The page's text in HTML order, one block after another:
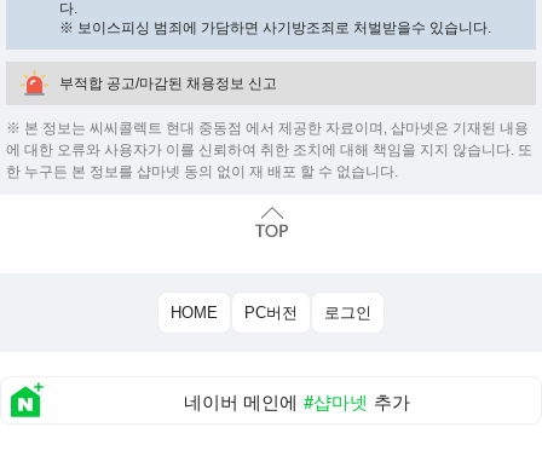
다.
※ 보이스피싱 범죄에 가담하면 사기방조죄로 처벌받을수 있습니다.
부적합 공고/마감된 채용정보 신고
※ 본 정보는 씨씨콜렉트 현대 중동점 에서 제공한 자료이며, 샵마넷은 기재된 내용
에 대한 오류와 사용자가 이를 신뢰하여 취한 조치에 대해 책임을 지지 않습니다. 또
한 누구든 본 정보를 샵마넷 동의 없이 재 배포 할 수 없습니다.
HOME PC버전 로그인
네이버 메인에 #샵마넷 추가